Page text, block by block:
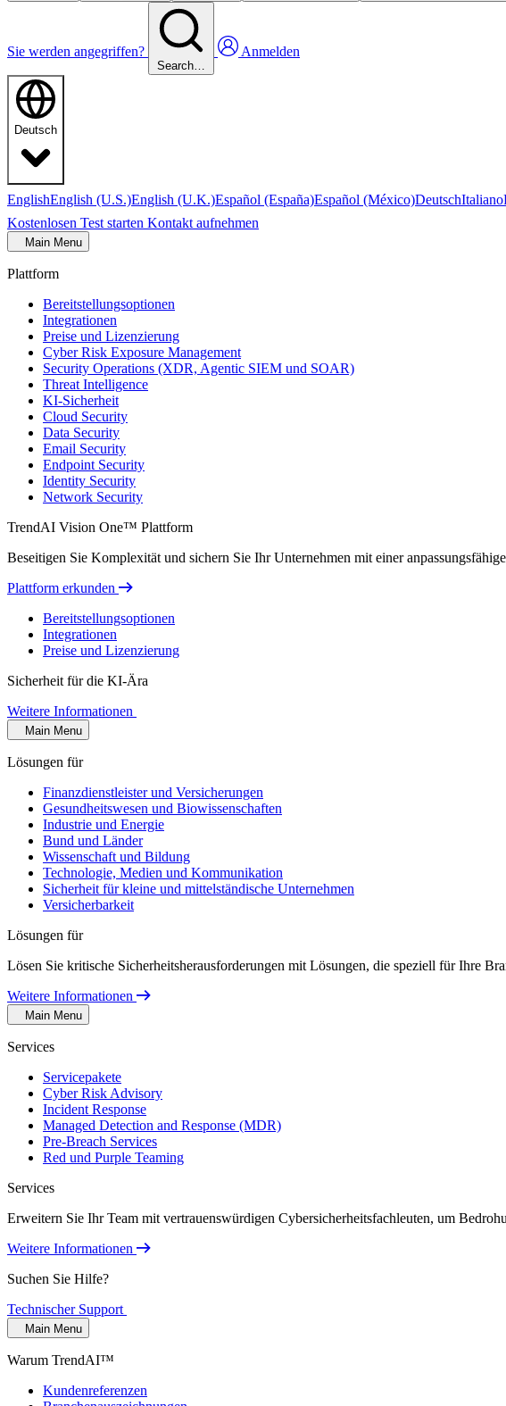
Sie werden angegriffen?
Search…
Anmelden
Deutsch
EnglishEnglish (U.S.)English (U.K.)Español (España)Español (México)DeutschItaliano
Kostenlosen Test starten Kontakt aufnehmen
Main Menu
Plattform
Bereitstellungsoptionen
Integrationen
Preise und Lizenzierung
Cyber Risk Exposure Management
Security Operations (XDR, Agentic SIEM und SOAR)
Threat Intelligence
KI-Sicherheit
Cloud Security
Data Security
Email Security
Endpoint Security
Identity Security
Network Security
TrendAI Vision One™ Plattform
Beseitigen Sie Komplexität und sichern Sie Ihr Unternehmen mit einer
Plattform erkunden
Bereitstellungsoptionen
Integrationen
Preise und Lizenzierung
Sicherheit für die KI-Ära
Weitere Informationen
Main Menu
Lösungen für
Finanzdienstleister und Versicherungen
Gesundheitswesen und Biowissenschaften
Industrie und Energie
Bund und Länder
Wissenschaft und Bildung
Technologie, Medien und Kommunikation
Sicherheit für kleine und mittelständische Unternehmen
Versicherbarkeit
Lösungen für
Lösen Sie kritische Sicherheitsherausforderungen mit Lösungen, die speziell für Ihre
Weitere Informationen
Main Menu
Services
Servicepakete
Cyber Risk Advisory
Incident Response
Managed Detection and Response (MDR)
Pre-Breach Services
Red und Purple Teaming
Services
Erweitern Sie Ihr Team mit vertrauenswürdigen Cybersicherheitsfachleuten, um
Weitere Informationen
Suchen Sie Hilfe?
Technischer Support
Main Menu
Warum TrendAI™
Kundenreferenzen